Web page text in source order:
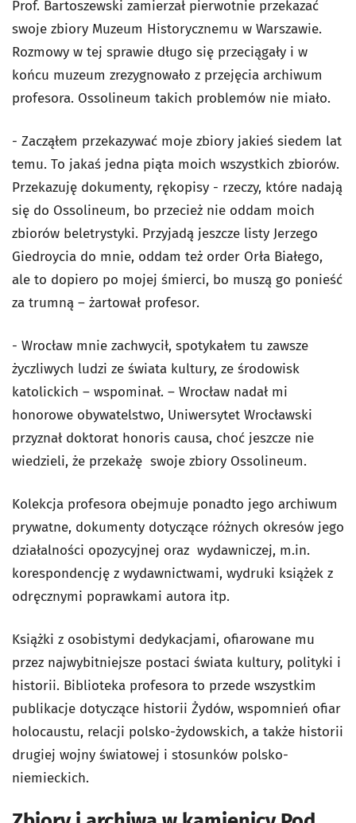
Prof. Bartoszewski zamierzał pierwotnie przekazać
swoje zbiory Muzeum Historycznemu w Warszawie.
Rozmowy w tej sprawie długo się przeciągały i w
końcu muzeum zrezygnowało z przejęcia archiwum
profesora. Ossolineum takich problemów nie miało.
- Zacząłem przekazywać moje zbiory jakieś siedem lat
temu. To jakaś jedna piąta moich wszystkich zbiorów.
Przekazuję dokumenty, rękopisy - rzeczy, które nadają
się do Ossolineum, bo przecież nie oddam moich
zbiorów beletrystyki. Przyjadą jeszcze listy Jerzego
Giedroycia do mnie, oddam też order Orła Białego,
ale to dopiero po mojej śmierci, bo muszą go ponieść
za trumną – żartował profesor.
- Wrocław mnie zachwycił, spotykałem tu zawsze
życzliwych ludzi ze świata kultury, ze środowisk
katolickich – wspominał. – Wrocław nadał mi
honorowe obywatelstwo, Uniwersytet Wrocławski
przyznał doktorat honoris causa, choć jeszcze nie
wiedzieli, że przekażę swoje zbiory Ossolineum.
Kolekcja profesora obejmuje ponadto jego archiwum
prywatne, dokumenty dotyczące różnych okresów jego
działalności opozycyjnej oraz wydawniczej, m.in.
korespondencję z wydawnictwami, wydruki książek z
odręcznymi poprawkami autora itp.
Książki z osobistymi dedykacjami, ofiarowane mu
przez najwybitniejsze postaci świata kultury, polityki i
historii. Biblioteka profesora to przede wszystkim
publikacje dotyczące historii Żydów, wspomnień ofiar
holocaustu, relacji polsko-żydowskich, a także historii
drugiej wojny światowej i stosunków polsko-
niemieckich.